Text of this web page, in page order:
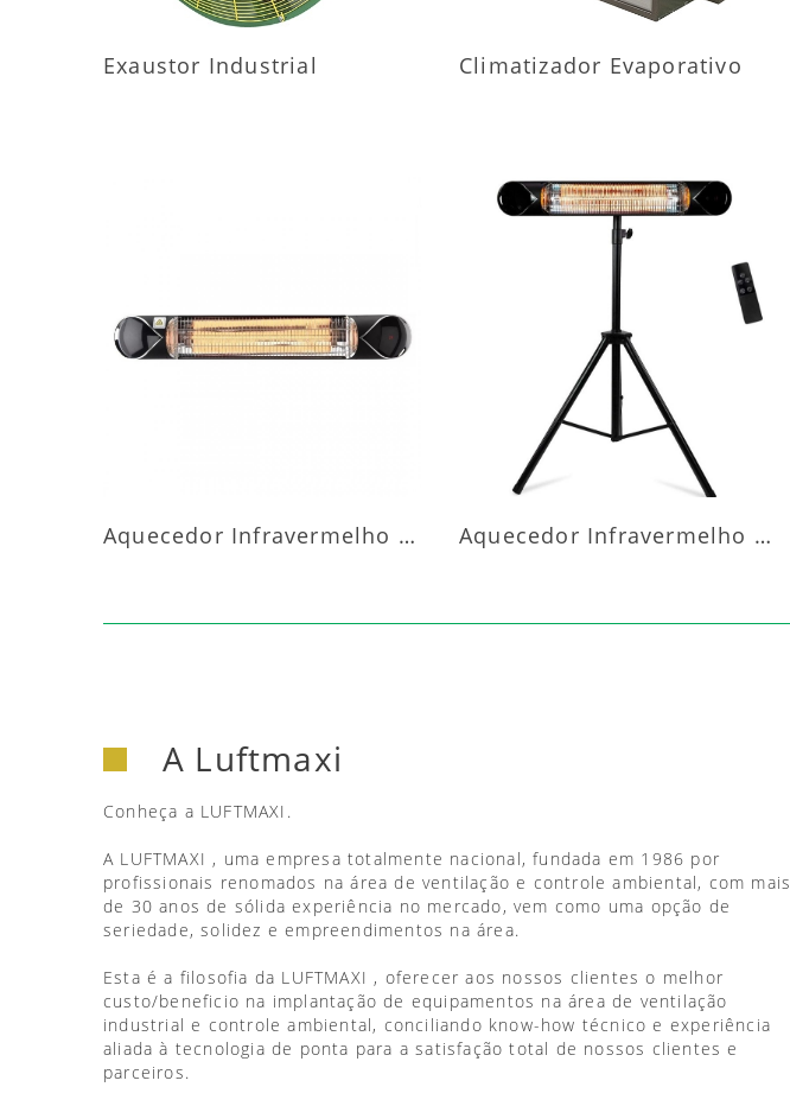
Exaustor Industrial Climatizador Evaporativo
MAIS INFORMAÇÕES
Aquecedor Infravermelho Parede
MAIS INFORMAÇÕES
Aquecedor Infravermelho Pedestal
A Luftmaxi
Conheça a LUFTMAXI.
A LUFTMAXI , uma empresa totalmente nacional, fundada em 1986 por
profissionais renomados na área de ventilação e controle ambiental, com mais
de 30 anos de sólida experiência no mercado, vem como uma opção de
seriedade, solidez e empreendimentos na área.
Esta é a filosofia da LUFTMAXI , oferecer aos nossos clientes o melhor
custo/beneficio na implantação de equipamentos na área de ventilação
industrial e controle ambiental, conciliando know-how técnico e experiência
aliada à tecnologia de ponta para a satisfação total de nossos clientes e
parceiros.